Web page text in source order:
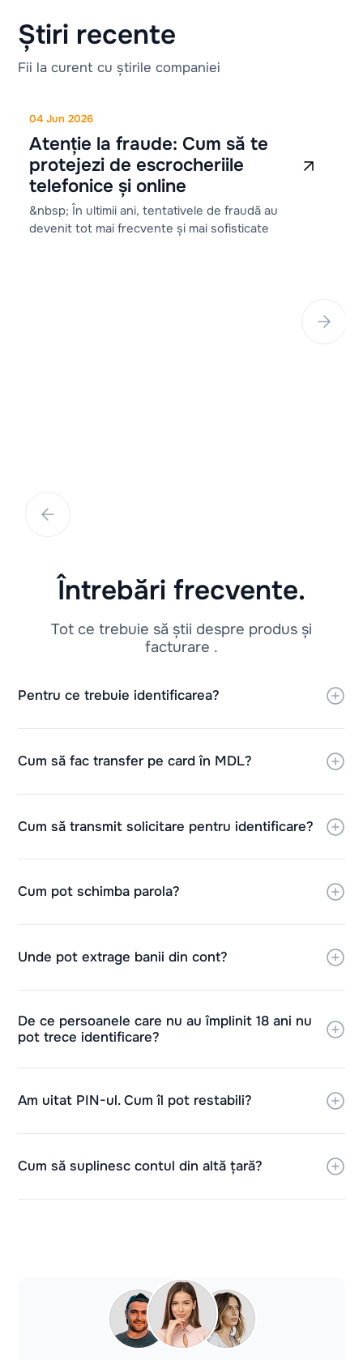
Știri recente
Fii la curent cu știrile companiei
Întrebări frecvente.
Tot ce trebuie să știi despre produs și
facturare .
Pentru ce trebuie identificarea?
Cum să fac transfer pe card în MDL?
Cum să transmit solicitare pentru identificare?
Cum pot schimba parola?
Unde pot extrage banii din cont?
De ce persoanele care nu au împlinit 18 ani nu
pot trece identificare?
Am uitat PIN-ul. Cum îl pot restabili?
Cum să suplinesc contul din altă țară?